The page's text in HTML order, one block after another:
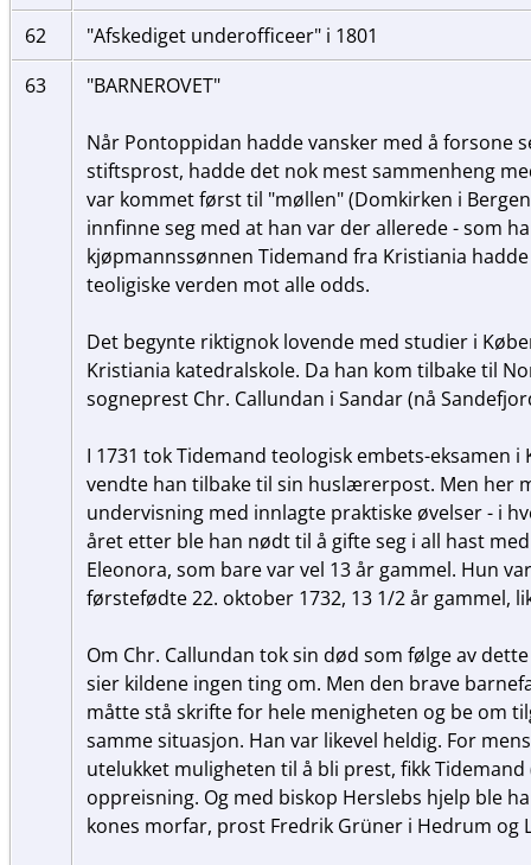
62
"Afskediget underofficeer" i 1801
63
"BARNEROVET"
Når Pontoppidan hadde vansker med å forsone
stiftsprost, hadde det nok mest sammenheng
var kommet først til "møllen" (Domkirken i
innfinne seg med at han var der allerede - som
kjøpmannssønnen Tidemand fra Kristiania
teoligiske verden mot alle odds.
Det begynte riktignok lovende med studier i
Kristiania katedralskole. Da han kom tilbake til
sogneprest Chr. Callundan i Sandar (nå
I 1731 tok Tidemand teologisk embets-eksamen
vendte han tilbake til sin huslærerpost. Men her
undervisning med innlagte praktiske øvelser - i
året etter ble han nødt til å gifte seg i all hast
Eleonora, som bare var vel 13 år gammel. Hun
førstefødte 22. oktober 1732, 13 1/2 år gammel,
Om Chr. Callundan tok sin død som følge av
sier kildene ingen ting om. Men den brave
måtte stå skrifte for hele menigheten og be om
samme situasjon. Han var likevel heldig. For
utelukket muligheten til å bli prest, fikk
oppreisning. Og med biskop Herslebs hjelp ble
kones morfar, prost Fredrik Grüner i Hedrum og